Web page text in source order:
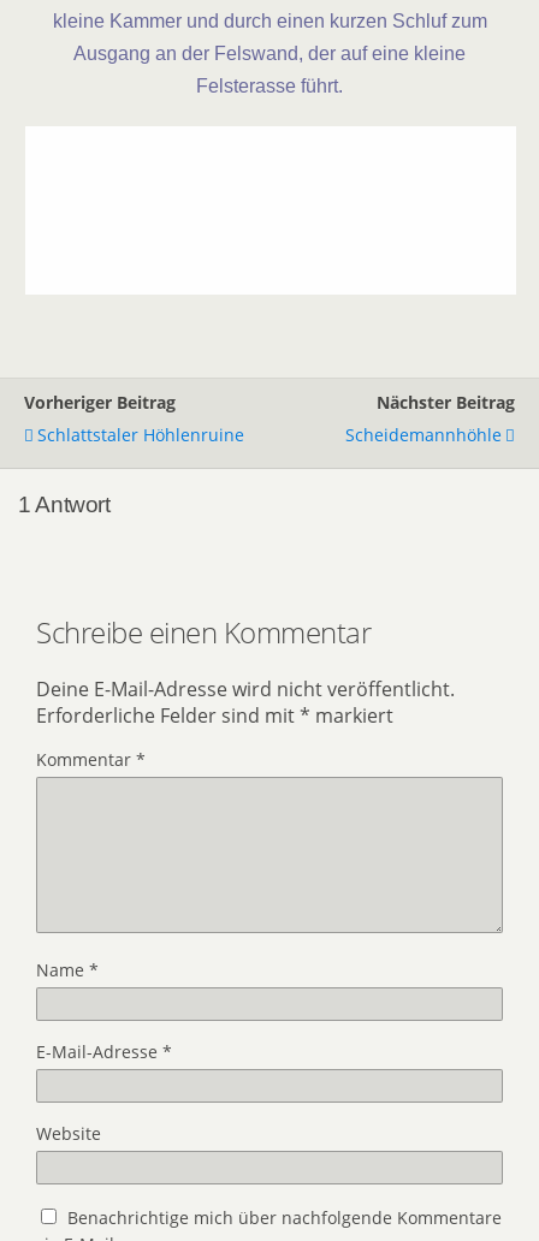
kleine Kammer und durch einen kurzen Schluf zum
Ausgang an der Felswand, der auf eine kleine
Felsterasse führt.
Vorheriger Beitrag
Schlattstaler Höhlenruine
Nächster Beitrag
Scheidemannhöhle
1 Antwort
Schreibe einen Kommentar
Deine E-Mail-Adresse wird nicht veröffentlicht.
Erforderliche Felder sind mit* markiert
Kommentar *
Name *
E-Mail-Adresse *
Website
Benachrichtige mich über nachfolgende Kommentare